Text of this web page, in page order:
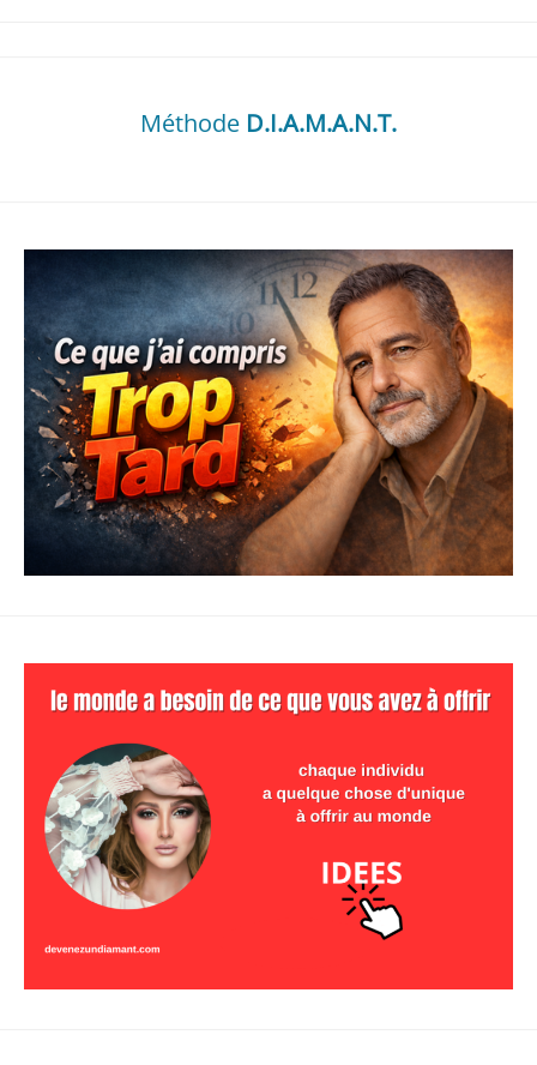
Méthode D.I.A.M.A.N.T.